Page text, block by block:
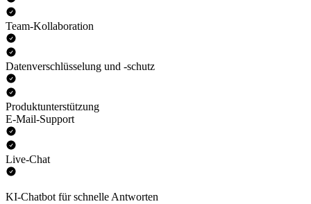
Team-Kollaboration
Datenverschlüsselung und -schutz
Produktunterstützung
E-Mail-Support
Live-Chat
KI-Chatbot für schnelle Antworten